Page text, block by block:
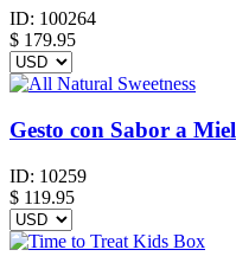
ID: 100264
$ 179.95
Gesto con Sabor a Miel
ID: 10259
$ 119.95